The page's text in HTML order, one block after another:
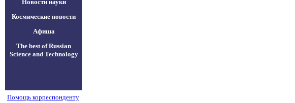
Новости науки
Космические новости
Афиша
The best of Russian
Science and Technology
Помощь корреспонденту